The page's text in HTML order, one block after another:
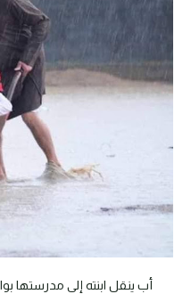
أب ينقل ابنته إلى مدرستها